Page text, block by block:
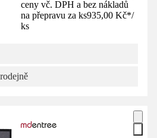
ceny vč. DPH a bez nákladů
na přepravu za ks935,00 Kč*/
ks